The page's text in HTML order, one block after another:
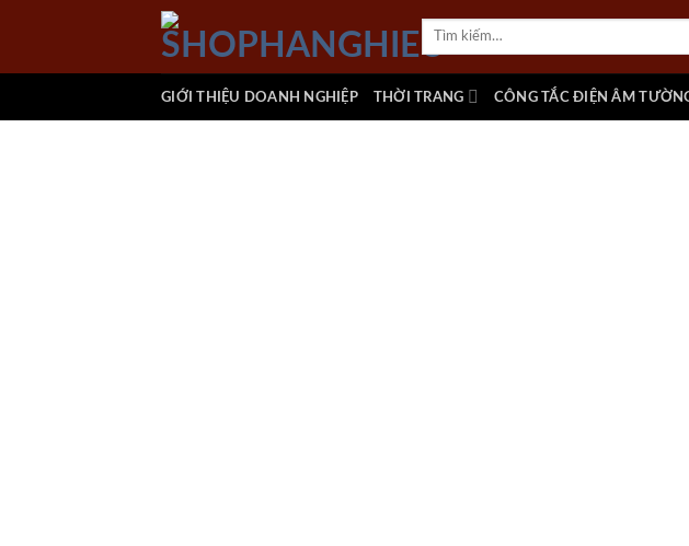
Tìm
GIỚI THIỆU DOANH NGHIỆP THỜI TRANG CÔNG TẮC ĐIỆN ÂM